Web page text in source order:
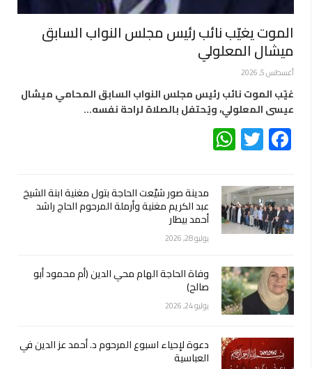
الموت يغيّب نائب رئيس مجلس النواب السابق
ميشال المعلولي
أغسطس 5, 2026
غيّب الموت نائب رئيس مجلس النواب السابق المحامي ميشال
عيسى المعلولي، ويُحتفل بالصلاة لراحة نفسه…
Facebook
Twitter
مدينة صور شيّعت الحاجة بتول مغنية ابنة الشيخ
عبد الكريم مغنية وأرملة المرحوم الحاج راشد
أحمد بيطار
يوليو 28, 2026
وفاة الحاجة الهام محي الدين (أم محمود أبو
صالح)
يوليو 24, 2026
دعوة لإحياء اسبوع المرحوم د. أحمد عز الدين في
العباسية